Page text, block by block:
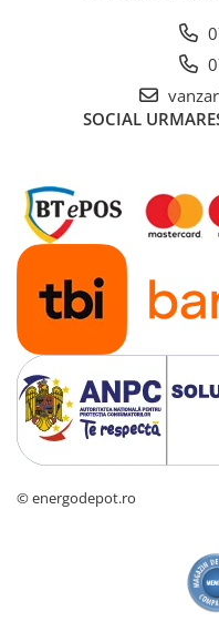
Corpuri solare decorative
Instalatii sarbatori
Stalpi retele electrice
Scule de mana si unelte
Sisteme de incalzire
Automatizari
Montaj
Lichidare de stoc B2B
SOCIAL
© energodepot.ro